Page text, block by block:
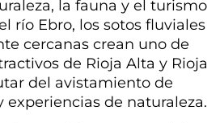
la fauna y el turismo
río Ebro, los sotos fluviales
cercanas crean uno de
de Rioja Alta y Rioja
del avistamiento de
experiencias de naturaleza.